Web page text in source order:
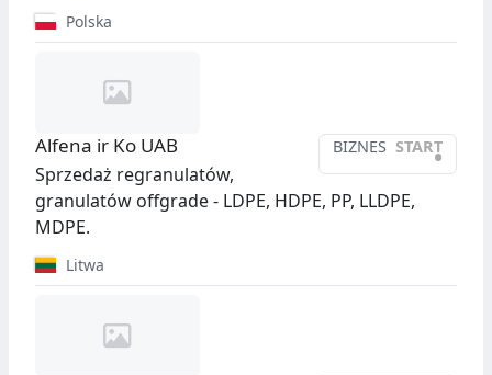
Polska
BIZNES START
•
Alfena ir Ko UAB
Sprzedaż regranulatów,
granulatów offgrade - LDPE, HDPE, PP, LLDPE,
MDPE.
Litwa